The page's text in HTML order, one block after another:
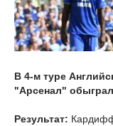
В 4-м туре
"Арсенал"
Результат: